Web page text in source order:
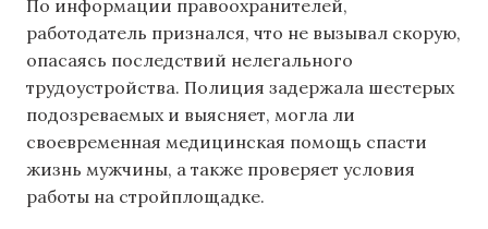
По информации правоохранителей,
работодатель признался, что не вызывал скорую,
опасаясь последствий нелегального
трудоустройства. Полиция задержала шестерых
подозреваемых и выясняет, могла ли
своевременная медицинская помощь спасти
жизнь мужчины, а также проверяет условия
работы на стройплощадке.